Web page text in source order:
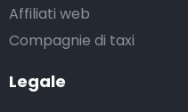
Affiliati web
Compagnie di taxi
Legale